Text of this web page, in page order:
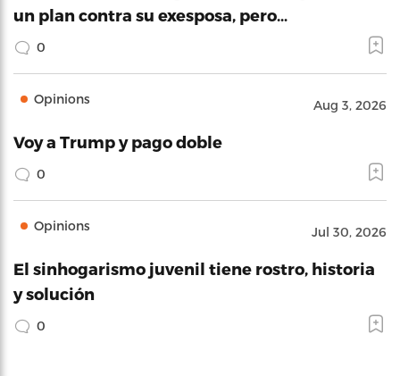
un plan contra su exesposa, pero…
0
Opinions Aug 3, 2026
Voy a Trump y pago doble
0
Opinions Jul 30, 2026
El sinhogarismo juvenil tiene rostro, historia
y solución
0